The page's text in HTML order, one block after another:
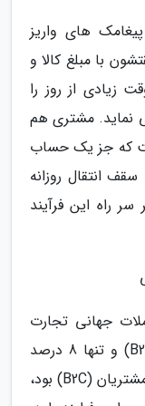
های واریز
با مبلغ کالا و
زیادی از روز را
نماید. مشتری هم
که جز یک حساب
انتقال روزانه
راه این فرآیند
از معاملات جهانی تجارت
الکترونیکی، معاملاتی بین دو بنگاه (B2B) و تنها 8 درصد
معاملات الکترونیکی فروش بنگاه ها به مشتریان (B2C) بود،